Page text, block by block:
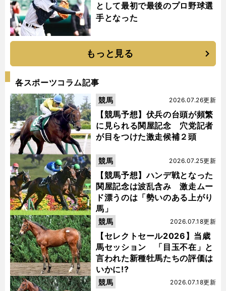
として最初で最後のプロ野球選
手となった
もっと見る
各スポーツコラム記事
【競馬予想】伏兵の台頭が頻繁
に見られる関屋記念 穴党記者
が目をつけた激走候補２頭
2026.07.26更新
競馬
【競馬予想】ハンデ戦となった
関屋記念は波乱含み 激走ムー
ド漂うのは「勢いのある上がり
馬」
2026.07.25更新
競馬
【セレクトセール2026】当歳
馬セッション 「目玉不在」と
言われた新種牡馬たちの評価は
いかに!?
2026.07.18更新
競馬
2026.07.18更新
競馬